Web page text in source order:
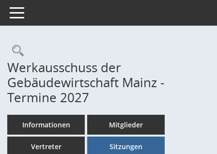
Toggle navigation
Rechercheauswahl
Werkausschuss der
Gebäudewirtschaft Mainz -
Termine 2027
Informationen Mitglieder
Vertreter Sitzungen